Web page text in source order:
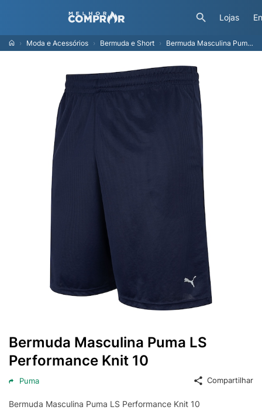
Lojas
Moda e Acessórios Bermuda e Short Bermuda Masculina Puma LS Performance Knit 10
Bermuda Masculina Puma LS
Performance Knit 10
Puma Compartilhar
Bermuda Masculina Puma LS Performance Knit 10